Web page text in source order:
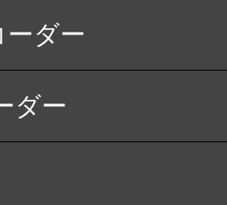
ーダー
ダー